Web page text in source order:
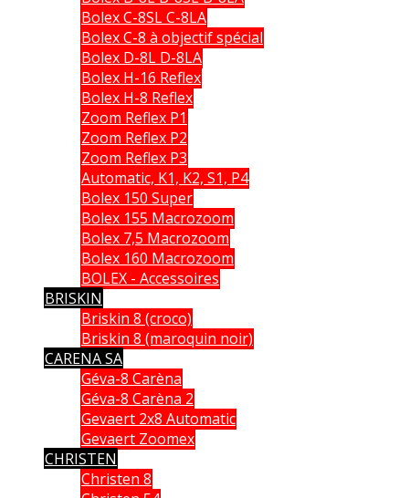
Bolex C-8SL C-8LA
Bolex C-8 à objectif spécial
Bolex D-8L D-8LA
Bolex H-16 Reflex
Bolex H-8 Reflex
Zoom Reflex P1
Zoom Reflex P2
Zoom Reflex P3
Automatic, K1, K2, S1, P4
Bolex 150 Super
Bolex 155 Macrozoom
Bolex 7,5 Macrozoom
Bolex 160 Macrozoom
BOLEX - Accessoires
BRISKIN
Briskin 8 (croco)
Briskin 8 (maroquin noir)
CARENA SA
Géva-8 Carèna
Géva-8 Carèna 2
Gevaert 2x8 Automatic
Gevaert Zoomex
CHRISTEN
Christen 8